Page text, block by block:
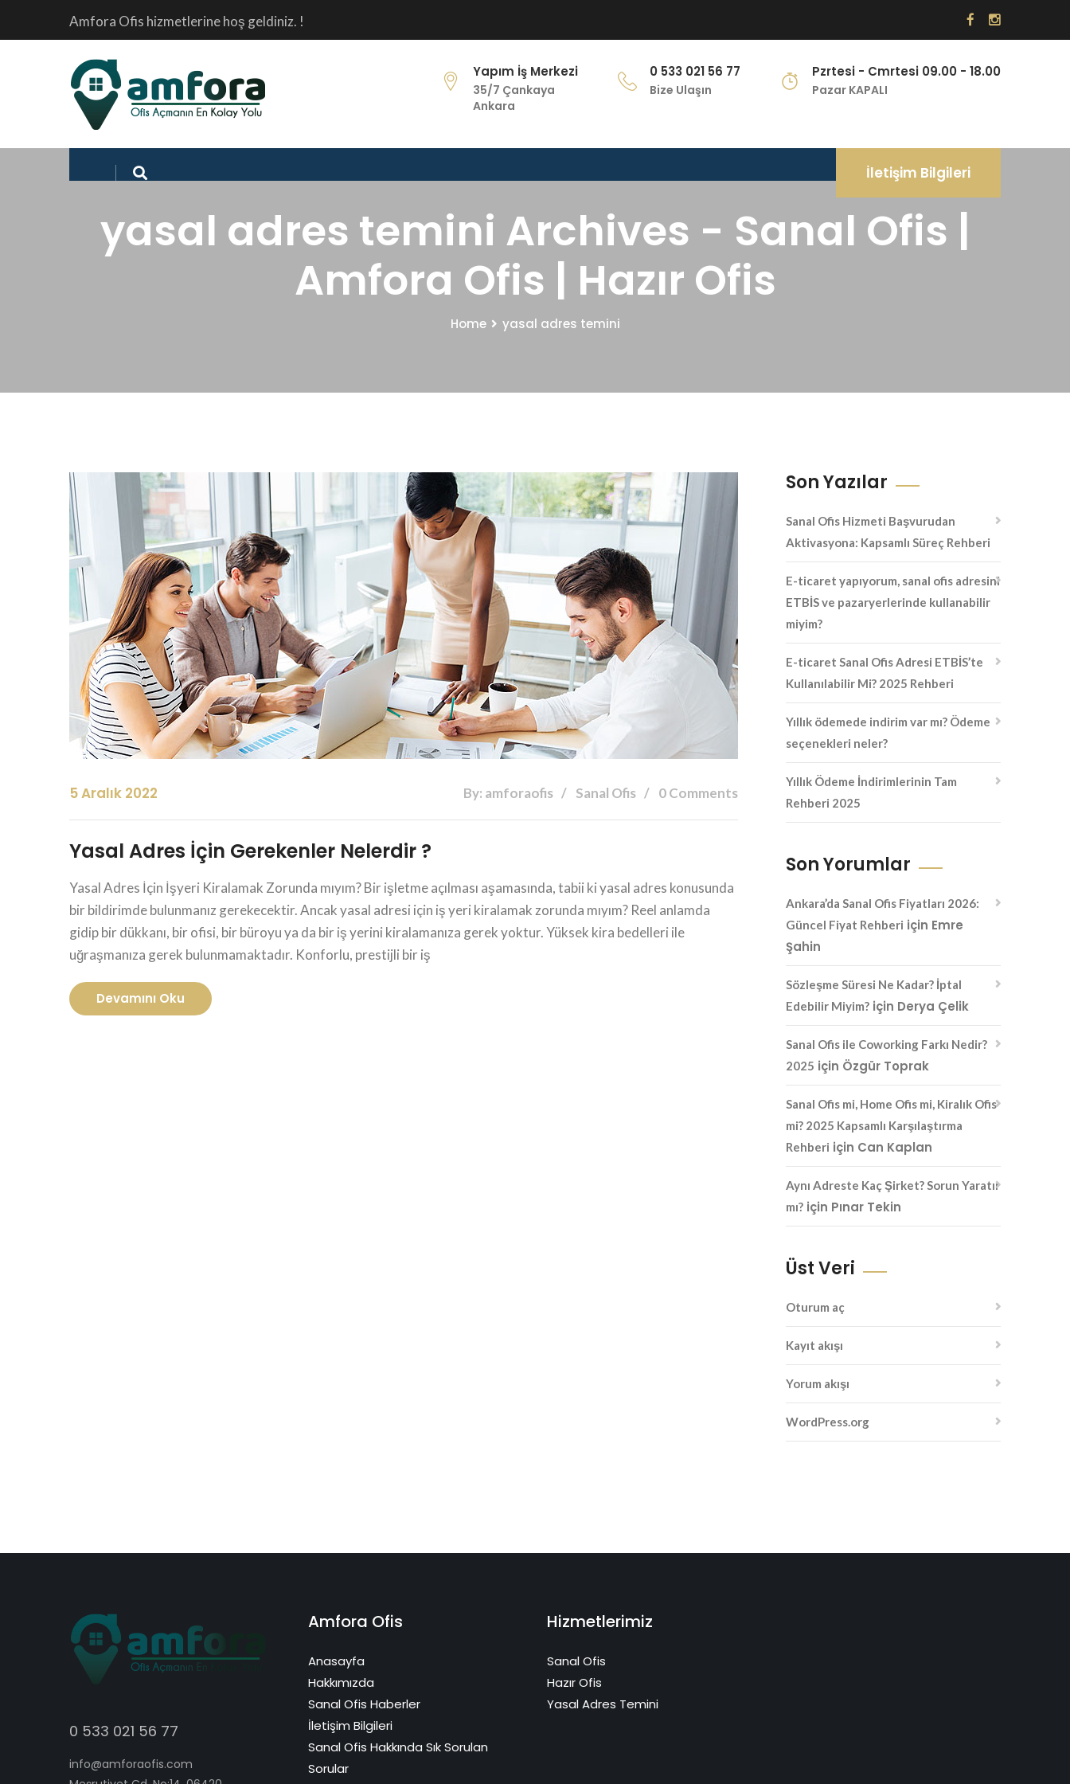
Amfora Ofis hizmetlerine hoş geldiniz. !
Yapım İş Merkezi
35/7 Çankaya
Ankara
0 533 021 56 77
Bize Ulaşın
Pzrtesi - Cmrtesi 09.00 - 18.00
Pazar KAPALI
İletişim Bilgileri
yasal adres temini Archives - Sanal Ofis |
Amfora Ofis | Hazır Ofis
Home yasal adres temini
5 Aralık 2022 By: amforaofis Sanal Ofis 0 Comments
Yasal Adres İçin Gerekenler Nelerdir ?
Yasal Adres İçin İşyeri Kiralamak Zorunda mıyım? Bir işletme açılması aşamasında, tabii ki yasal adres konusunda
bir bildirimde bulunmanız gerekecektir. Ancak yasal adresi için iş yeri kiralamak zorunda mıyım? Reel anlamda
gidip bir dükkanı, bir ofisi, bir büroyu ya da bir iş yerini kiralamanıza gerek yoktur. Yüksek kira bedelleri ile
uğraşmanıza gerek bulunmamaktadır. Konforlu, prestijli bir iş
Devamını Oku
Son Yazılar
Sanal Ofis Hizmeti Başvurudan
Aktivasyona: Kapsamlı Süreç Rehberi
E-ticaret yapıyorum, sanal ofis adresini
ETBİS ve pazaryerlerinde kullanabilir
miyim?
E-ticaret Sanal Ofis Adresi ETBİS’te
Kullanılabilir Mi? 2025 Rehberi
Yıllık ödemede indirim var mı? Ödeme
seçenekleri neler?
Yıllık Ödeme İndirimlerinin Tam
Rehberi 2025
Son Yorumlar
Ankara’da Sanal Ofis Fiyatları 2026:
Güncel Fiyat Rehberi için Emre
Şahin
Sözleşme Süresi Ne Kadar? İptal
Edebilir Miyim? için Derya Çelik
Sanal Ofis ile Coworking Farkı Nedir?
2025 için Özgür Toprak
Sanal Ofis mi, Home Ofis mi, Kiralık Ofis
mi? 2025 Kapsamlı Karşılaştırma
Rehberi için Can Kaplan
Aynı Adreste Kaç Şirket? Sorun Yaratır
mı? için Pınar Tekin
Üst Veri
Oturum aç
Kayıt akışı
Yorum akışı
WordPress.org
0 533 021 56 77
info@amforaofis.com
Amfora Ofis
Anasayfa
Hakkımızda
Sanal Ofis Haberler
İletişim Bilgileri
Sanal Ofis Hakkında Sık Sorulan
Sorular
Hizmetlerimiz
Sanal Ofis
Hazır Ofis
Yasal Adres Temini